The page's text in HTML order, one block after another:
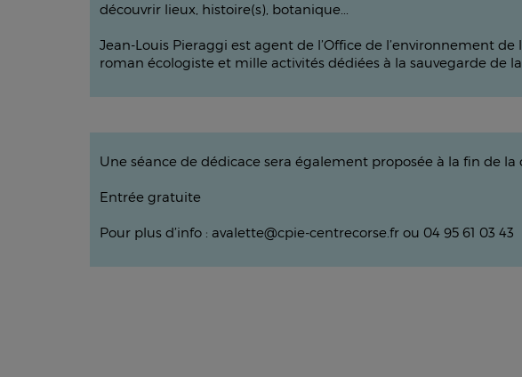
découvrir lieux, histoire(s), botanique...
Jean-Louis Pieraggi est agent de l’Office de l’environnement
roman écologiste et mille activités dédiées à la sauvegarde de
Une séance de dédicace sera également proposée à la fin de la
Entrée gratuite
Pour plus d’info : avalette@cpie-centrecorse.fr ou 04 95 61 03 43